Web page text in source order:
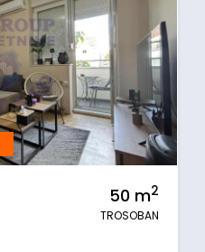
50 m2
TROSOBAN